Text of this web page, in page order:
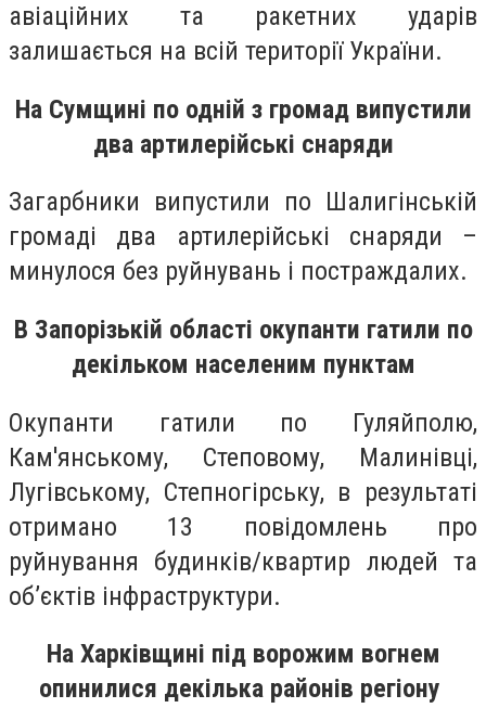
авіаційних та ракетних ударів
залишається на всій території України.
На Сумщині по одній з громад випустили
два артилерійські снаряди
Загарбники випустили по Шалигінській
громаді два артилерійські снаряди –
минулося без руйнувань і постраждалих.
В Запорізькій області окупанти гатили по
декільком населеним пунктам
Окупанти гатили по Гуляйполю,
Кам'янському, Степовому, Малинівці,
Лугівському, Степногірську, в результаті
отримано 13 повідомлень про
руйнування будинків/квартир людей та
об’єктів інфраструктури.
На Харківщині під ворожим вогнем
опинилися декілька районів регіону